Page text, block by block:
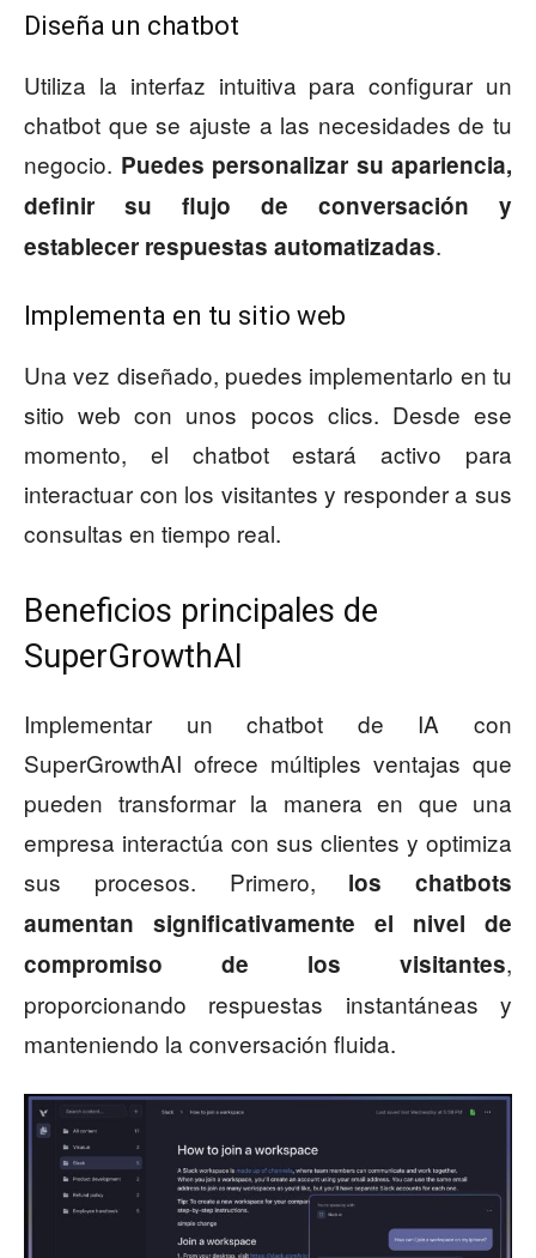
Diseña un chatbot
Utiliza la interfaz intuitiva para configurar un
chatbot que se ajuste a las necesidades de tu
negocio. Puedes personalizar su apariencia,
definir su flujo de conversación y
establecer respuestas automatizadas.
Implementa en tu sitio web
Una vez diseñado, puedes implementarlo en tu
sitio web con unos pocos clics. Desde ese
momento, el chatbot estará activo para
interactuar con los visitantes y responder a sus
consultas en tiempo real.
Beneficios principales de
SuperGrowthAI
Implementar un chatbot de IA con
SuperGrowthAI ofrece múltiples ventajas que
pueden transformar la manera en que una
empresa interactúa con sus clientes y optimiza
sus procesos. Primero, los chatbots
aumentan significativamente el nivel de
compromiso de los visitantes,
proporcionando respuestas instantáneas y
manteniendo la conversación fluida.